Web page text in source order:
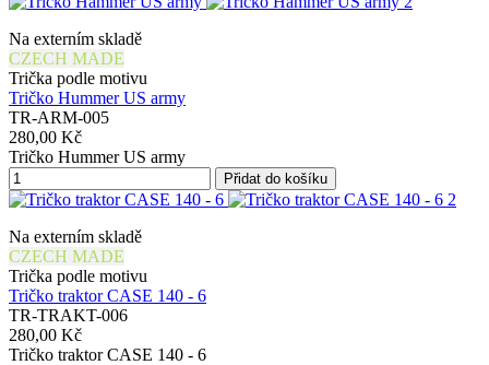
Na externím skladě
CZECH MADE
Trička podle motivu
Tričko Hummer US army
TR-ARM-005
280,00 Kč
Tričko Hummer US army
Přidat do košíku
Na externím skladě
CZECH MADE
Trička podle motivu
Tričko traktor CASE 140 - 6
TR-TRAKT-006
280,00 Kč
Tričko traktor CASE 140 - 6